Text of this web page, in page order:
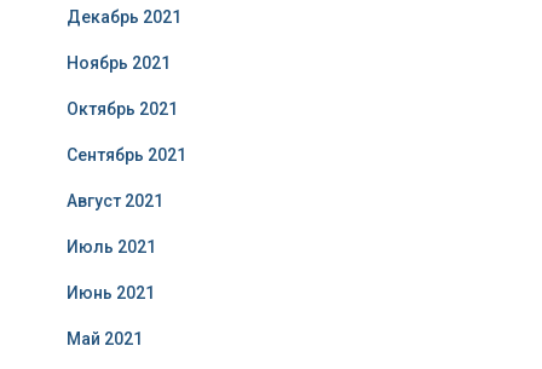
Декабрь 2021
Ноябрь 2021
Октябрь 2021
Сентябрь 2021
Август 2021
Июль 2021
Июнь 2021
Май 2021